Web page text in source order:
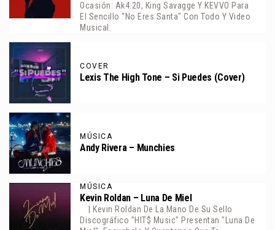
Ocasión: Ak4:20, King Savagge Y KEVVO Para
El Sencillo "No Eres Santa" Con Todo Y Video
Musical.
COVER
Lexis The High Tone – Si Puedes (Cover)
MÚSICA
Andy Rivera – Munchies
MÚSICA
Kevin Roldan – Luna De Miel
| Kevin Roldan De La Mano De Su Sello
Discográfico "HIT$ Music" Presentan "Luna De